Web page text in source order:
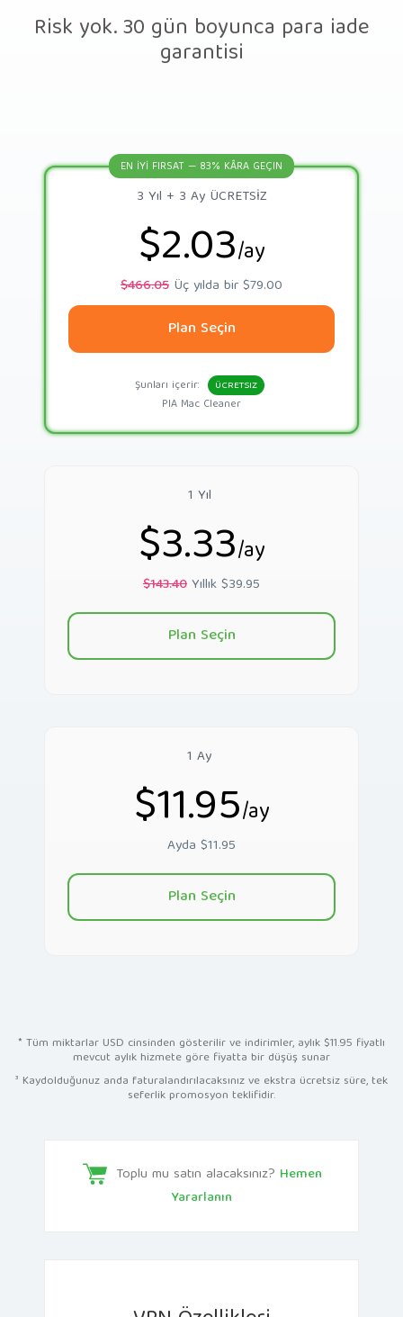
Risk yok. 30 gün boyunca para iade
garantisi
1 Ay
$11.95/ay
Ayda $11.95
Plan Seçin
EN İYİ FIRSAT — 83% KÂRA GEÇIN
3 Yıl + 3 Ay ÜCRETSİZ
$2.03/ay
$466.05 Üç yılda bir $79.00
Plan Seçin
Şunları içerir: ÜCRETSIZ
PIA Mac Cleaner
1 Yıl
$3.33/ay
$143.40Yıllık $39.95
Plan Seçin
* Tüm miktarlar USD cinsinden gösterilir ve indirimler, aylık $11.95 fiyatlı
mevcut aylık hizmete göre fiyatta bir düşüş sunar
³ Kaydolduğunuz anda faturalandırılacaksınız ve ekstra ücretsiz süre, tek
seferlik promosyon teklifidir.
Toplu mu satın alacaksınız? Hemen
Yararlanın